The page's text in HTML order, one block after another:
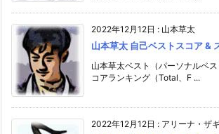
2022年12月12日 : 山本草太
山本草太 自己ベストスコア &
山本草太ベスト（パーソナルベ
コアランキング（Total、F ...
2022年12月12日 : アリーナ・ザ